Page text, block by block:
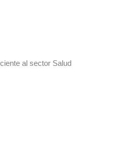
al sector Salud